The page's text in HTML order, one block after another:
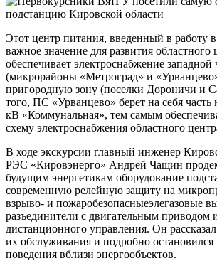
Этот центр питания, введенный в работу
важное значение для развития
обеспечивает электроснабжение западной
(микрорайоны «Метроград» и
пригородную зону (поселки Дороничи и
того, ПС «Урванцево» берет на себя
кВ «Коммунальная», тем самым
схему электроснабжения областного
В ходе экскурсии главный инженер
РЭС «Кировэнерго» Андрей Чащин
будущим энергетикам оборудование
современную релейную защиту на
взрыво- и пожаробезопасныеэлегазовые
разъединители с двигательным приводом
дистанционного управления. Он
их обслуживания и подробно остановился
поведения вблизи энергообъектов.